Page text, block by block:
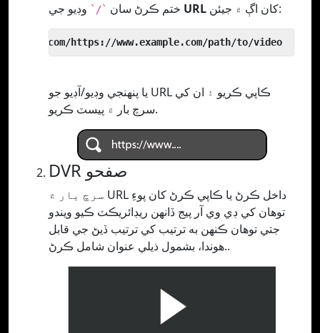
ختم ڪرڻ سان `/` URL کان اڳ ۾ جيئن:
يا پنھنجي وڊيو/آڊيو جو URL ڪاپي ڪريو ۽ ان کي
سرچ بار ۾ پيسٽ ڪريو.
DVR صفحو
سرچ بار ۾ URL داخل ڪرڻ يا ڪاپي ڪرڻ کان پوءِ
توهان کي ڊي وي آر پيج ڏانهن ريڊائريڪٽ ڪيو ويندو
جتي توهان ڪنهن به ترتيب کي ترتيب ڏيڻ جي قابل
هوندا، بشمول ذيلي عنوان شامل ڪرڻ..